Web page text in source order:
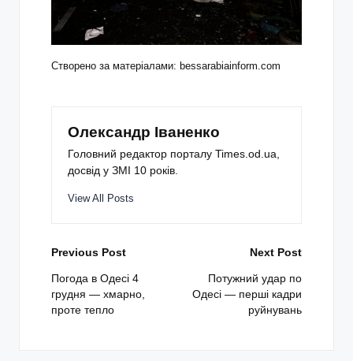
Створено за матеріалами: bessarabiainform.com
Олександр Іваненко
Головний редактор порталу Times.od.ua,
досвід у ЗМІ 10 років.
View All Posts
Post
navigation
Previous Post
Погода в Одесі 4
грудня — хмарно,
проте тепло
Next Post
Потужний удар по
Одесі — перші кадри
руйнувань